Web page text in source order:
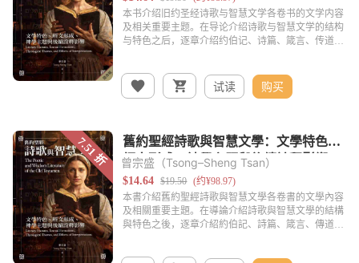
试读 购买
曾宗盛（Tsong–Sheng Tsan）